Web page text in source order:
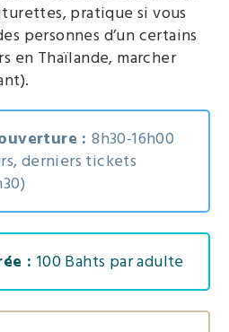
pratique si vous
personnes d’un certains
en Thaïlande, marcher
:8h30-16h00
derniers tickets
: 100 Bahts par adulte